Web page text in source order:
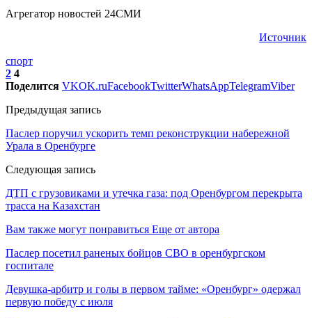
Агрегатор новостей 24СМИ
Источник
спорт
2 4
Поделится VKOK.ruFacebookTwitterWhatsAppTelegramViber
Предыдущая запись
Паслер поручил ускорить темп реконструкции набережной
Урала в Оренбурге
Следующая запись
ДТП с грузовиками и утечка газа: под Оренбургом перекрыта
трасса на Казахстан
Вам также могут понравиться Еще от автора
Паслер посетил раненых бойцов СВО в оренбургском
госпитале
Девушка-арбитр и голы в первом тайме: «Оренбург» одержал
первую победу с июля